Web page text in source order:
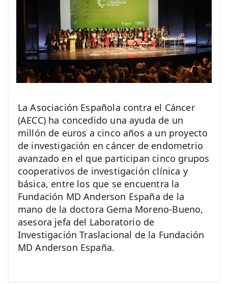
La Asociación Española contra el Cáncer
(AECC) ha concedido una ayuda de un
millón de euros a cinco años a un proyecto
de investigación en cáncer de endometrio
avanzado en el que participan cinco grupos
cooperativos de investigación clínica y
básica, entre los que se encuentra la
Fundación MD Anderson España de la
mano de la doctora Gema Moreno-Bueno,
asesora jefa del Laboratorio de
Investigación Traslacional de la Fundación
MD Anderson España.